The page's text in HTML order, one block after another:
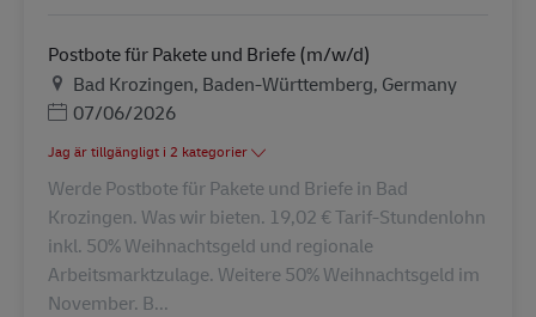
Postbote für Pakete und Briefe (m/w/d)
PlatsBad Krozingen, Baden-Württemberg, Germany
Posted Date
07/06/2026
Jag är tillgängligt i 2 kategorier
Werde Postbote für Pakete und Briefe in Bad
Krozingen. Was wir bieten. 19,02 € Tarif-Stundenlohn
inkl. 50% Weihnachtsgeld und regionale
Arbeitsmarktzulage. Weitere 50% Weihnachtsgeld im
November. B...